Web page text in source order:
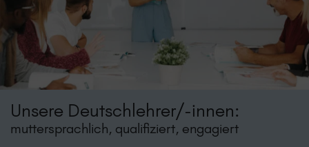
Unsere Deutschlehrer/-innen:
muttersprachlich, qualifiziert, engagiert